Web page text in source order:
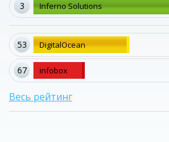
3 Inferno Solutions
53 DigitalOcean
67 infobox
Весь рейтинг